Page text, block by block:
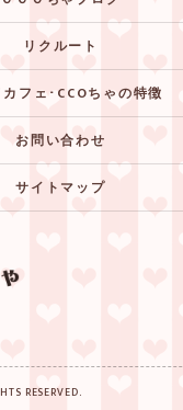
リクルート
フェ･CCOちゃの特徴
お問い合わせ
サイトマップ
RESERVED.